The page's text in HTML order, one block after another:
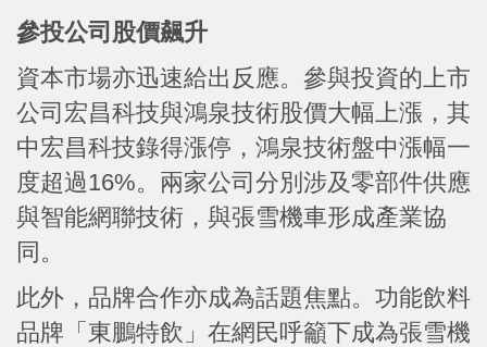
參投公司股價飆升
資本市場亦迅速給出反應。參與投資的上市
公司宏昌科技與鴻泉技術股價大幅上漲，其
中宏昌科技錄得漲停，鴻泉技術盤中漲幅一
度超過16%。兩家公司分別涉及零部件供應
與智能網聯技術，與張雪機車形成產業協
同。
此外，品牌合作亦成為話題焦點。功能飲料
品牌「東鵬特飲」在網民呼籲下成為張雪機